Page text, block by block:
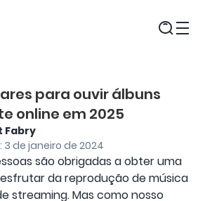
para ouvir álbuns
online em 2025
Fabry
de janeiro de 2024
são obrigadas a obter uma
da reprodução de música
streaming. Mas como nosso